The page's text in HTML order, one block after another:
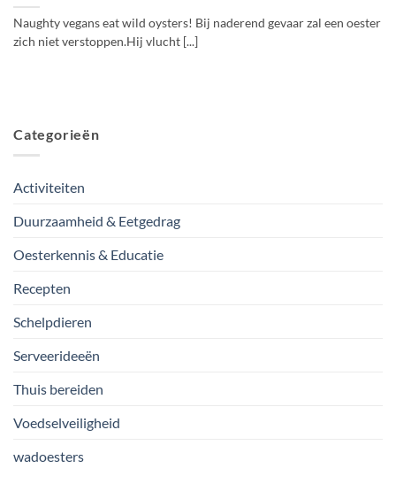
Naughty vegans eat wild oysters! Bij naderend gevaar zal een oester
zich niet verstoppen.Hij vlucht [...]
Categorieën
Activiteiten
Duurzaamheid & Eetgedrag
Oesterkennis & Educatie
Recepten
Schelpdieren
Serveerideeën
Thuis bereiden
Voedselveiligheid
wadoesters